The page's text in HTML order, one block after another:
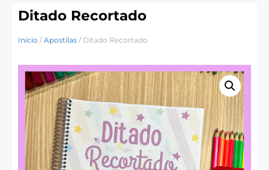
Ditado Recortado
Início / Apostilas / Ditado Recortado